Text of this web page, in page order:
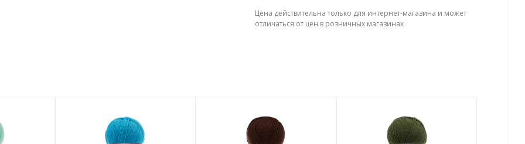
Цена действительна только для интернет-магазина и может
отличаться от цен в розничных магазинах